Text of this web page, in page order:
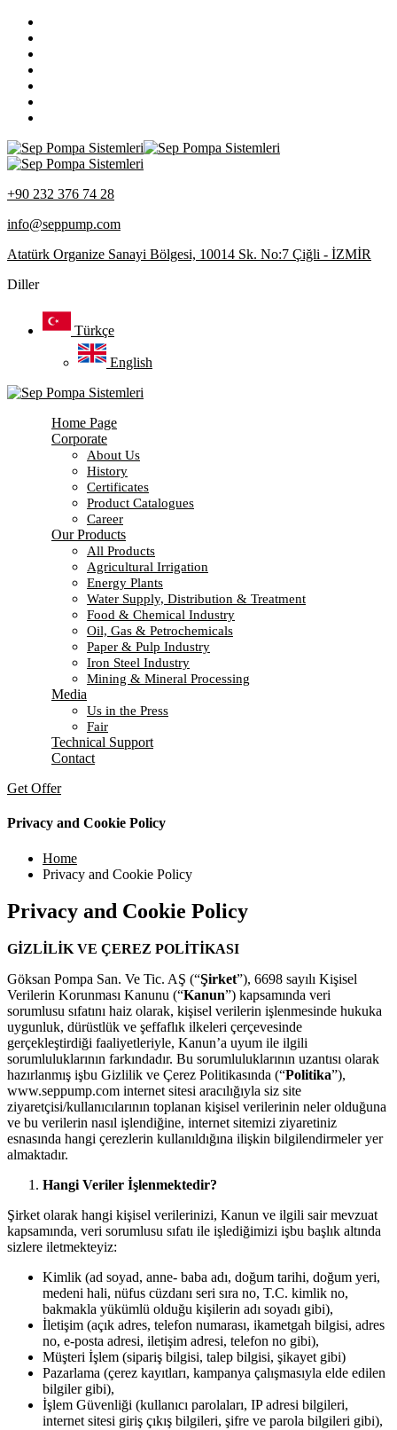
+90 232 376 74 28
info@seppump.com
Atatürk Organize Sanayi Bölgesi, 10014 Sk. No:7 Çiğli - İZMİR
Diller
Türkçe
English
Home Page
Corporate
About Us
History
Certificates
Product Catalogues
Career
Our Products
All Products
Agricultural Irrigation
Energy Plants
Water Supply, Distribution & Treatment
Food & Chemical Industry
Oil, Gas & Petrochemicals
Paper & Pulp Industry
Iron Steel Industry
Mining & Mineral Processing
Media
Us in the Press
Fair
Technical Support
Contact
Get Offer
Privacy and Cookie Policy
Home
Privacy and Cookie Policy
Privacy and Cookie Policy
GİZLİLİK VE ÇEREZ POLİTİKASI
Göksan Pompa San. Ve Tic. AŞ (“Şirket”), 6698 sayılı Kişisel
Verilerin Korunması Kanunu (“Kanun”) kapsamında veri
sorumlusu sıfatını haiz olarak, kişisel verilerin işlenmesinde hukuka
uygunluk, dürüstlük ve şeffaflık ilkeleri çerçevesinde
gerçekleştirdiği faaliyetleriyle, Kanun’a uyum ile ilgili
sorumluluklarının farkındadır. Bu sorumluluklarının uzantısı olarak
hazırlanmış işbu Gizlilik ve Çerez Politikasında (“Politika”),
www.seppump.com internet sitesi aracılığıyla siz site
ziyaretçisi/kullanıcılarının toplanan kişisel verilerinin neler olduğuna
ve bu verilerin nasıl işlendiğine, internet sitemizi ziyaretiniz
esnasında hangi çerezlerin kullanıldığına ilişkin bilgilendirmeler yer
almaktadır.
Hangi Veriler İşlenmektedir?
Şirket olarak hangi kişisel verilerinizi, Kanun ve ilgili sair mevzuat
kapsamında, veri sorumlusu sıfatı ile işlediğimizi işbu başlık altında
sizlere iletmekteyiz:
Kimlik (ad soyad, anne- baba adı, doğum tarihi, doğum yeri,
medeni hali, nüfus cüzdanı seri sıra no, T.C. kimlik no,
bakmakla yükümlü olduğu kişilerin adı soyadı gibi),
İletişim (açık adres, telefon numarası, ikametgah bilgisi, adres
no, e-posta adresi, iletişim adresi, telefon no gibi),
Müşteri İşlem (sipariş bilgisi, talep bilgisi, şikayet gibi)
Pazarlama (çerez kayıtları, kampanya çalışmasıyla elde edilen
bilgiler gibi),
İşlem Güvenliği (kullanıcı parolaları, IP adresi bilgileri,
internet sitesi giriş çıkış bilgileri, şifre ve parola bilgileri gibi),